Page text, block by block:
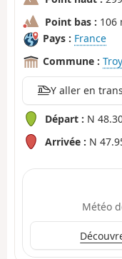
Point bas : 106
Pays : France
Commune :
Y aller en
Départ : N
Arrivée : N
Météo